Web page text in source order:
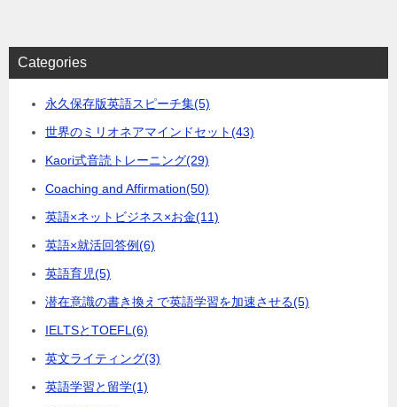
Categories
永久保存版英語スピーチ集(5)
世界のミリオネアマインドセット(43)
Kaori式音読トレーニング(29)
Coaching and Affirmation(50)
英語×ネットビジネス×お金(11)
英語×就活回答例(6)
英語育児(5)
潜在意識の書き換えで英語学習を加速させる(5)
IELTSとTOEFL (6)
英文ライティング(3)
英語学習と留学(1)